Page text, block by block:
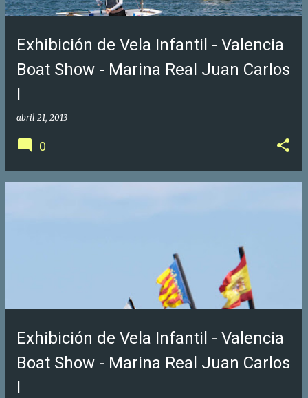
Exhibición de Vela Infantil - Valencia
Boat Show - Marina Real Juan Carlos
I
abril 21, 2013
0
Exhibición de Vela Infantil - Valencia
Boat Show - Marina Real Juan Carlos
I